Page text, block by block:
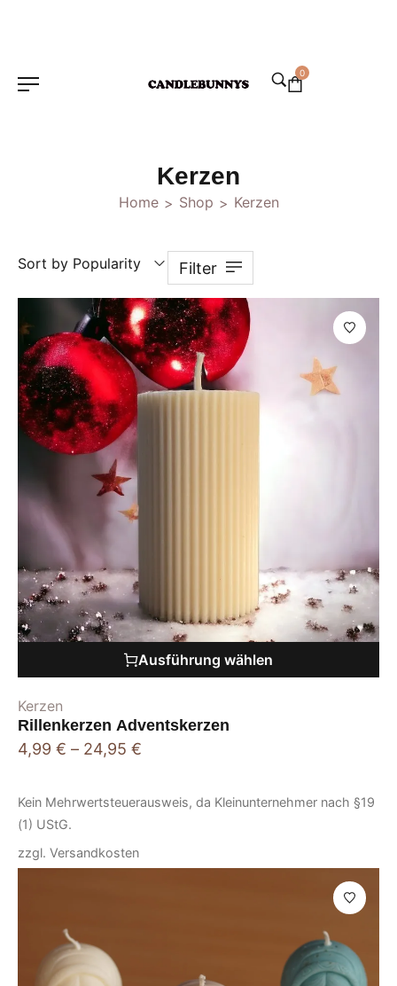
0
Kerzen
Home > Shop > Kerzen
Sort by Popularity Filter
Ausführung wählen
Kerzen
Rillenkerzen Adventskerzen
4,99 € – 24,95 €
Kein Mehrwertsteuerausweis, da Kleinunternehmer nach §19
(1) UStG.
zzgl. Versandkosten